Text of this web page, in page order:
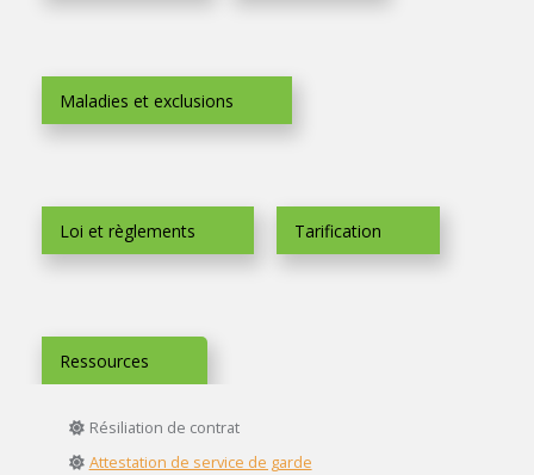
Maladies et exclusions
Loi et règlements Tarification
Ressources
Résiliation de contrat
Attestation de service de garde